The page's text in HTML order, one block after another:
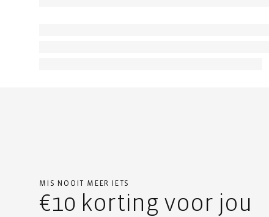
MIS NOOIT MEER IETS
€10 korting voor jou